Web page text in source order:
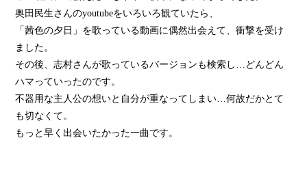
奥田民生さんのyoutubeをいろいろ観ていたら、
「茜色の夕日」を歌っている動画に偶然出会えて、衝撃を受け
ました。
その後、志村さんが歌っているバージョンも検索し…どんどん
ハマっていったのです。
不器用な主人公の想いと自分が重なってしまい…何故だかとて
も切なくて。
もっと早く出会いたかった一曲です。